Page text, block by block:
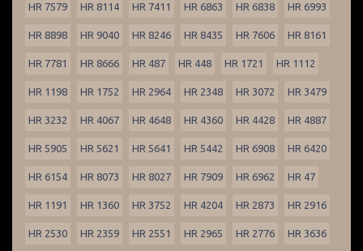
HR 7579 HR 8114 HR 7411 HR 6863 HR 6838 HR 6993
HR 8898 HR 9040 HR 8246 HR 8435 HR 7606 HR 8161
HR 7781 HR 8666 HR 487 HR 448 HR 1721 HR 1112
HR 1198 HR 1752 HR 2964 HR 2348 HR 3072 HR 3479
HR 3232 HR 4067 HR 4648 HR 4360 HR 4428 HR 4887
HR 5905 HR 5621 HR 5641 HR 5442 HR 6908 HR 6420
HR 6154 HR 8073 HR 8027 HR 7909 HR 6962 HR 47
HR 1191 HR 1360 HR 3752 HR 4204 HR 2873 HR 2916
HR 2530 HR 2359 HR 2551 HR 2965 HR 2776 HR 3636